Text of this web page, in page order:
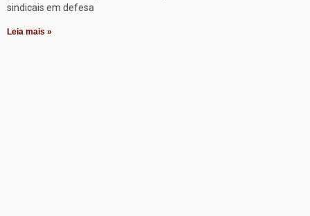
sindicais em defesa
Leia mais »